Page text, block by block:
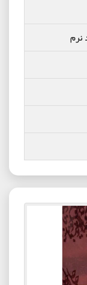
نرم